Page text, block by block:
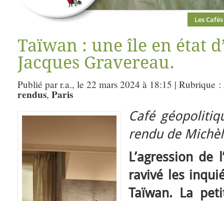
Les Cafés
Taïwan : une île en état
Jacques Gravereau.
Publié par r.a., le 22 mars 2024 à 18:15 | Rubrique :
rendus, Paris
Café
rendu de
L’agression
ravivé les
Taïwan. La